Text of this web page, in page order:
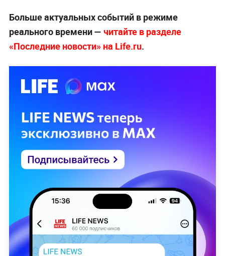
Больше актуальных событий в режиме
реального времени — читайте в разделе
«Последние новости» на Life.ru.